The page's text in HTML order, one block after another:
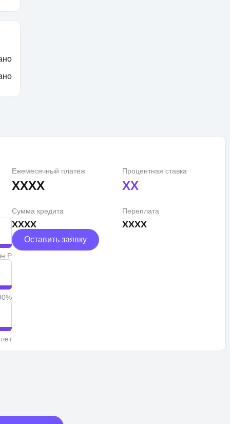
Р
Ежемесячный платеж
XXXX
Процентная ставка
XX
Сумма кредита
XXXX
Переплата
XXXX
Оставить заявку